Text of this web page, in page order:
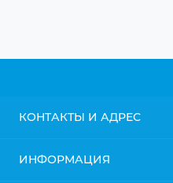
КОНТАКТЫ И АДРЕС
ИНФОРМАЦИЯ